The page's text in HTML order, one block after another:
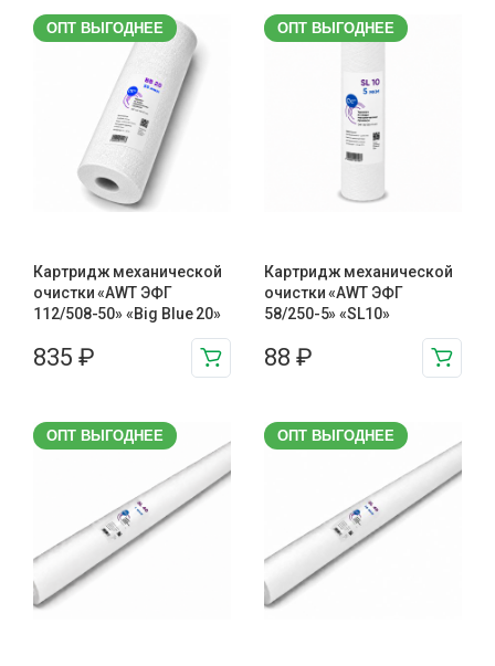
ОПТ ВЫГОДНЕЕ
Картридж механической
очистки «AWT ЭФГ
112/508-50» «Big Blue 20»
835 ₽
ОПТ ВЫГОДНЕЕ
Картридж механической
очистки «AWT ЭФГ
58/250-5» «SL10»
88 ₽
ОПТ ВЫГОДНЕЕ ОПТ ВЫГОДНЕЕ